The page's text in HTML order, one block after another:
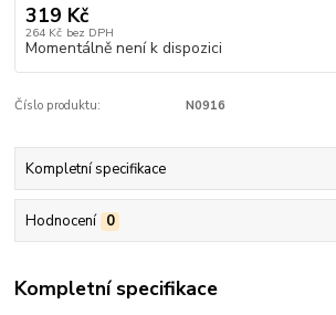
319 Kč
264 Kč bez DPH
Momentálně není k dispozici
Číslo produktu: N0916
Kompletní specifikace
Hodnocení 0
Kompletní specifikace